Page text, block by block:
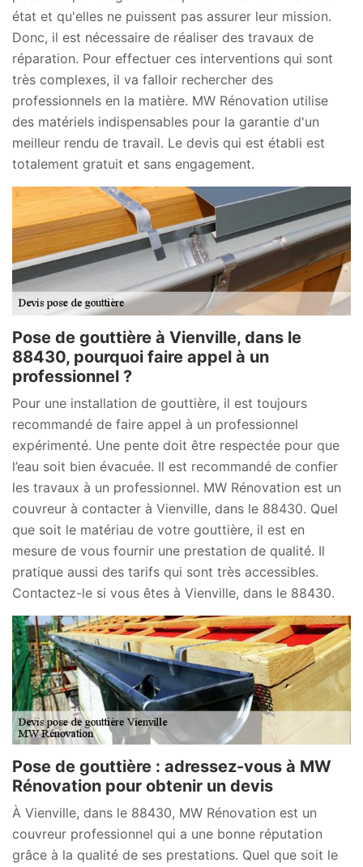
état et qu'elles ne puissent pas assurer leur mission.
Donc, il est nécessaire de réaliser des travaux de
réparation. Pour effectuer ces interventions qui sont
très complexes, il va falloir rechercher des
professionnels en la matière. MW Rénovation utilise
des matériels indispensables pour la garantie d'un
meilleur rendu de travail. Le devis qui est établi est
totalement gratuit et sans engagement.
Pose de gouttière à Vienville, dans le
88430, pourquoi faire appel à un
professionnel ?
Pour une installation de gouttière, il est toujours
recommandé de faire appel à un professionnel
expérimenté. Une pente doit être respectée pour que
l’eau soit bien évacuée. Il est recommandé de confier
les travaux à un professionnel. MW Rénovation est un
couvreur à contacter à Vienville, dans le 88430. Quel
que soit le matériau de votre gouttière, il est en
mesure de vous fournir une prestation de qualité. Il
pratique aussi des tarifs qui sont très accessibles.
Contactez-le si vous êtes à Vienville, dans le 88430.
Pose de gouttière : adressez-vous à MW
Rénovation pour obtenir un devis
À Vienville, dans le 88430, MW Rénovation est un
couvreur professionnel qui a une bonne réputation
grâce à la qualité de ses prestations. Quel que soit le